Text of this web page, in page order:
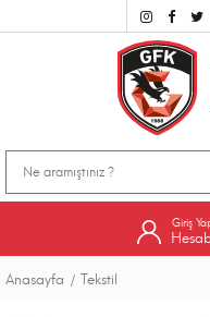
Giriş
Anasayfa
Tekstil